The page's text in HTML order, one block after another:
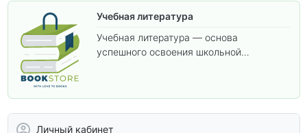
Учебная литература
Учебная литература — основа
успешного освоения школьной
Личный кабинет